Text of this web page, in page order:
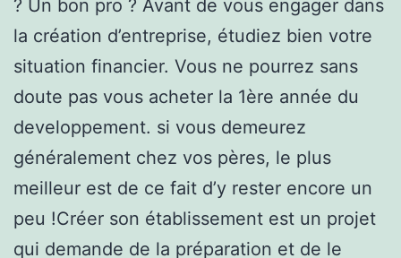
? Un bon pro ? Avant de vous engager dans
la création d’entreprise, étudiez bien votre
situation financier. Vous ne pourrez sans
doute pas vous acheter la 1ère année du
developpement. si vous demeurez
généralement chez vos pères, le plus
meilleur est de ce fait d’y rester encore un
peu !Créer son établissement est un projet
qui demande de la préparation et de le